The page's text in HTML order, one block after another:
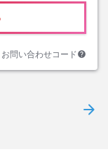
お問い合わせコード